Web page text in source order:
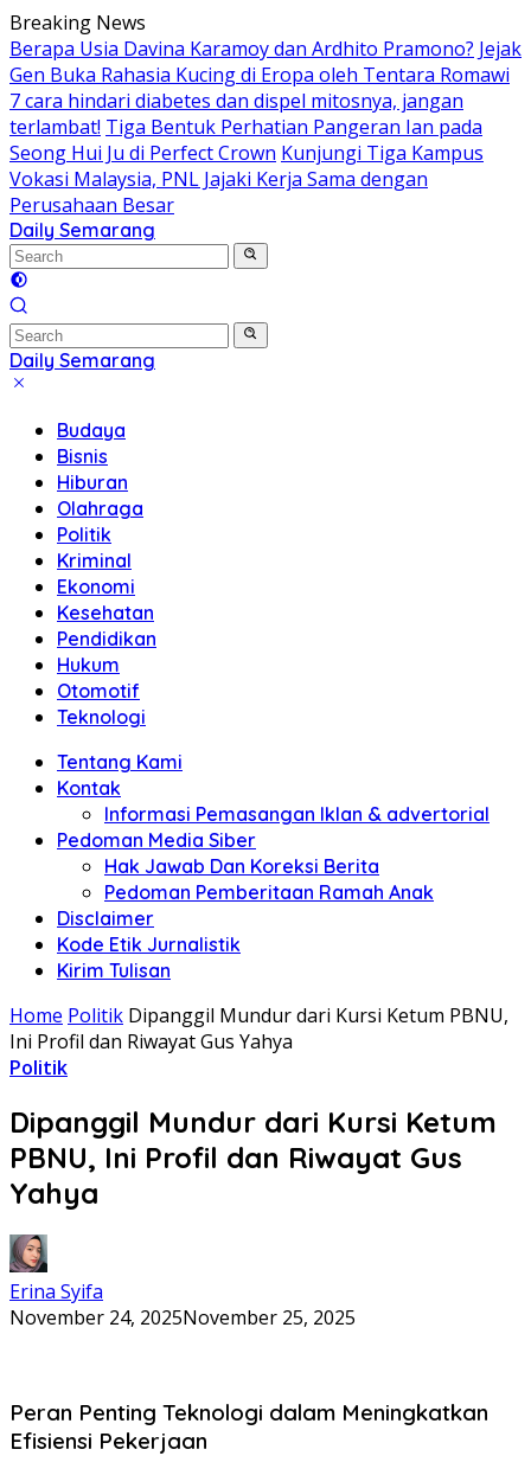
Skip
to
content
Breaking News
Berapa Usia Davina Karamoy dan Ardhito Pramono? Jejak
Gen Buka Rahasia Kucing di Eropa oleh Tentara Romawi
7 cara hindari diabetes dan dispel mitosnya, jangan
terlambat! Tiga Bentuk Perhatian Pangeran Ian pada
Seong Hui Ju di Perfect Crown Kunjungi Tiga Kampus
Vokasi Malaysia, PNL Jajaki Kerja Sama dengan
Perusahaan Besar
Daily Semarang
"Semarang
Hari
Ini:
Informasi
Terkini
untuk
Daily Semarang
"Semarang
Informasi
Terkini
untuk
Anda"
Budaya
Bisnis
Hiburan
Olahraga
Politik
Kriminal
Ekonomi
Kesehatan
Pendidikan
Hukum
Otomotif
Teknologi
Tentang Kami
Kontak
Informasi Pemasangan Iklan & advertorial
Pedoman Media Siber
Hak Jawab Dan Koreksi Berita
Pedoman Pemberitaan Ramah Anak
Disclaimer
Kode Etik Jurnalistik
Kirim Tulisan
Home Politik Dipanggil Mundur dari Kursi Ketum PBNU,
Ini Profil dan Riwayat Gus Yahya
Politik
Dipanggil Mundur dari Kursi Ketum
PBNU, Ini Profil dan Riwayat Gus
Yahya
Erina Syifa
November 24, 2025November 25, 2025
Peran Penting Teknologi dalam Meningkatkan
Efisiensi Pekerjaan